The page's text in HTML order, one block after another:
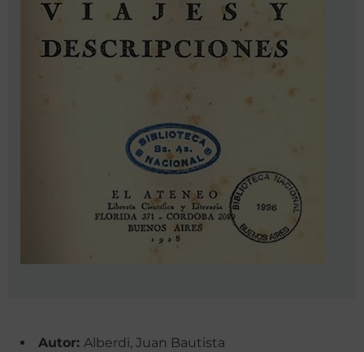
Autor: Alberdi, Juan Bautista